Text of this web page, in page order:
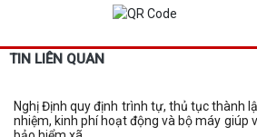
TIN LIÊN QUAN
Nghị Định quy định trình tự, thủ tục thành
nhiệm, kinh phí hoạt động và bộ máy giúp